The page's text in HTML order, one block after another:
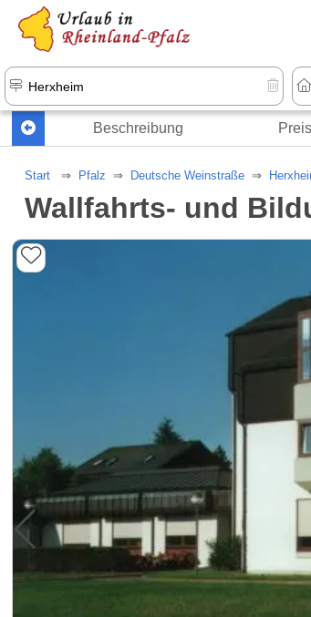
Beschreibung
Start Pfalz Deutsche Weinstraße
Wallfahrts- und